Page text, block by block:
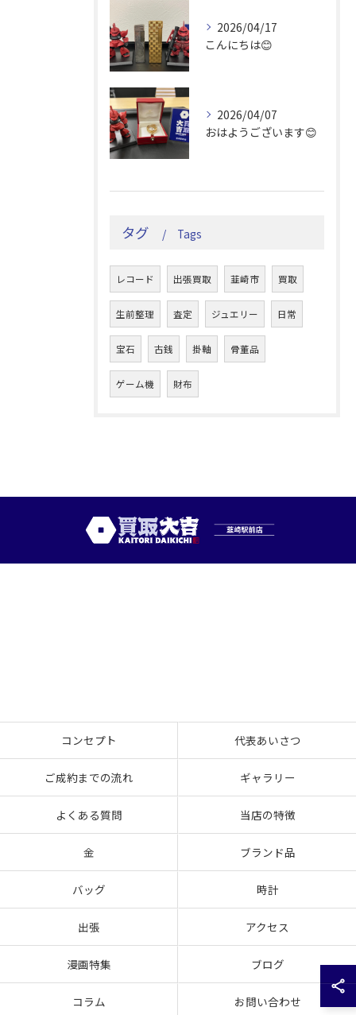
2026/04/17
こんにちは😊
2026/04/07
おはようございます😊
タグ Tags
レコード 出張買取 韮崎市 買取
生前整理 査定 ジュエリー 日常
宝石 古銭 掛軸 骨董品
ゲーム機 財布
コンセプト 代表あいさつ
ご成約までの流れ ギャラリー
よくある質問 当店の特徴
金 ブランド品
バッグ 時計
出張 アクセス
漫画特集 ブログ
コラム お問い合わせ